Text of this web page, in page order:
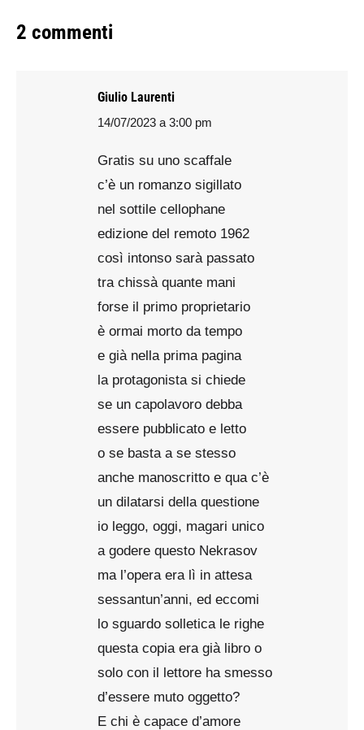
2 commenti
Giulio Laurenti
says:
14/07/2023 a 3:00 pm
Gratis su uno scaffale
c’è un romanzo sigillato
nel sottile cellophane
edizione del remoto 1962
così intonso sarà passato
tra chissà quante mani
forse il primo proprietario
è ormai morto da tempo
e già nella prima pagina
la protagonista si chiede
se un capolavoro debba
essere pubblicato e letto
o se basta a se stesso
anche manoscritto e qua c’è
un dilatarsi della questione
io leggo, oggi, magari unico
a godere questo Nekrasov
ma l’opera era lì in attesa
sessantun’anni, ed eccomi
lo sguardo solletica le righe
questa copia era già libro o
solo con il lettore ha smesso
d’essere muto oggetto?
E chi è capace d’amore